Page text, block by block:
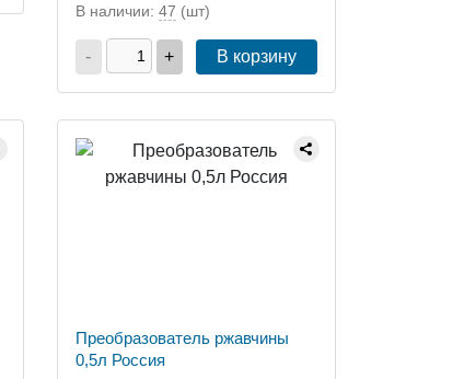
В наличии: 47 (шт)
- + В корзину
Преобразователь ржавчины
0,5л Россия